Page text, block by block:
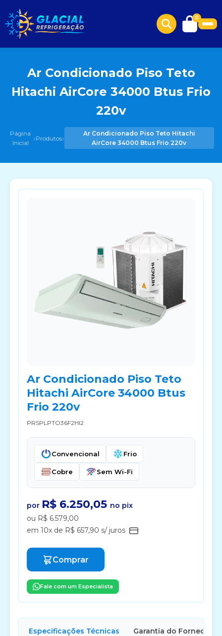
0
Ar Condicionado Piso Teto
Hitachi AirCore 34000 Btus Frio
220v
Página
Inicial
›Produtos›
Ar Condicionado Piso Teto Hitachi
AirCore 34000 Btus Frio 220v
Ar Condicionado Piso Teto
Hitachi AirCore 34000 Btus
Frio 220v
PRSPLPTO36F2HI2
Convencional Frio
Cobre Sem Wi-Fi
por R$ 6.250,05 no pix
ou R$ 6.579,00
em 10x de R$ 657,90 s/ juros
Comprar
Fale com um Especialista
Especificações Técnicas Garantia do Fornecedor